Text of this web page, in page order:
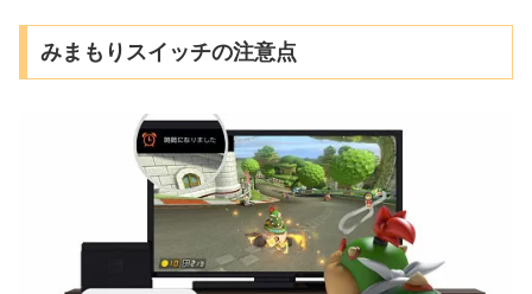
みまもりスイッチの注意点